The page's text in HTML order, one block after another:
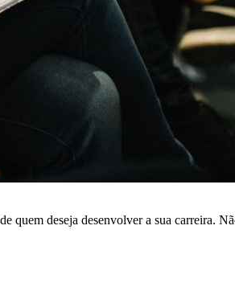
quem deseja desenvolver a sua carreira.